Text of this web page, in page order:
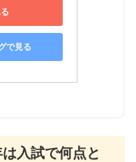
で見る
入試で何点と